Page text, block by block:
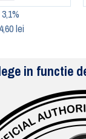
lei
in functie